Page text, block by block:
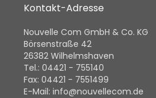
Kontakt-Adresse
Nouvelle Com GmbH & Co. KG
Börsenstraße 42
26382 Wilhelmshaven
Tel.: 04421 - 755140
Fax: 04421 - 7551499
E-Mail: info@nouvellecom.de